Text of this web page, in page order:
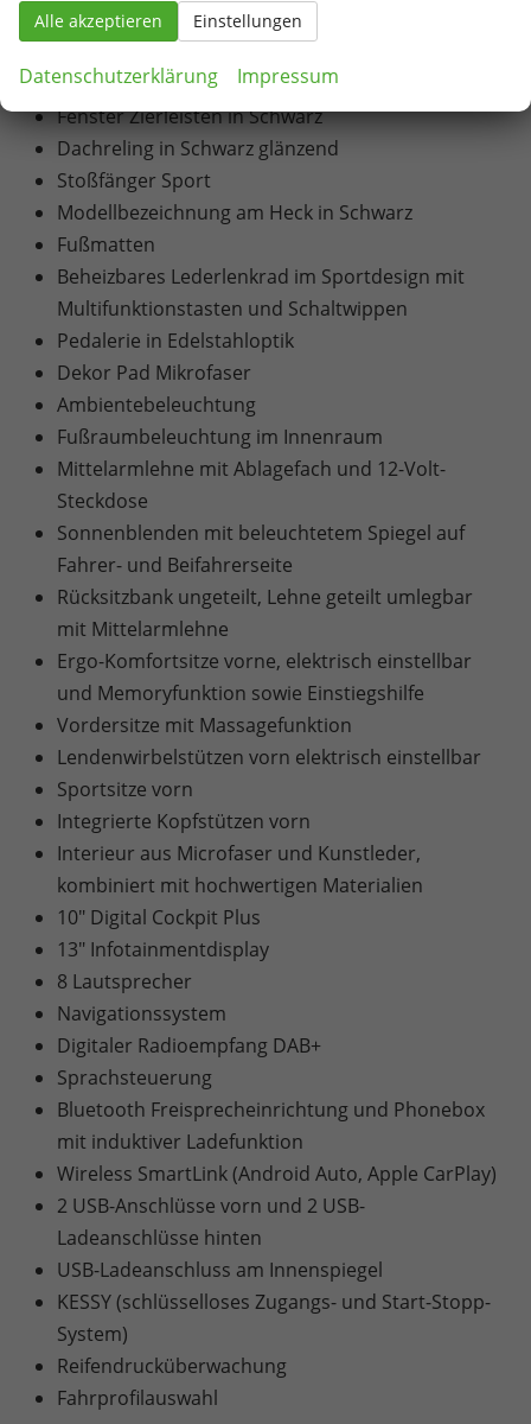
glanzgedreht (Reifen 235/40 R 19)
(DCC Plus)
Fenster Zierleisten in Schwarz
Dachreling in Schwarz glänzend
Stoßfänger Sport
Modellbezeichnung am Heck in Schwarz
Fußmatten
Beheizbares Lederlenkrad im Sportdesign mit
Multifunktionstasten und Schaltwippen
Pedalerie in Edelstahloptik
Dekor Pad Mikrofaser
Ambientebeleuchtung
Fußraumbeleuchtung im Innenraum
Mittelarmlehne mit Ablagefach und 12-Volt-
Steckdose
Sonnenblenden mit beleuchtetem Spiegel auf
Fahrer- und Beifahrerseite
Rücksitzbank ungeteilt, Lehne geteilt umlegbar
mit Mittelarmlehne
Ergo-Komfortsitze vorne, elektrisch einstellbar
und Memoryfunktion sowie Einstiegshilfe
Vordersitze mit Massagefunktion
Lendenwirbelstützen vorn elektrisch einstellbar
Sportsitze vorn
Integrierte Kopfstützen vorn
Interieur aus Microfaser und Kunstleder,
kombiniert mit hochwertigen Materialien
10" Digital Cockpit Plus
13" Infotainmentdisplay
8 Lautsprecher
Navigationssystem
Digitaler Radioempfang DAB+
Sprachsteuerung
Bluetooth Freisprecheinrichtung und Phonebox
mit induktiver Ladefunktion
Wireless SmartLink (Android Auto, Apple CarPlay)
2 USB-Anschlüsse vorn und 2 USB-
Ladeanschlüsse hinten
USB-Ladeanschluss am Innenspiegel
KESSY (schlüsselloses Zugangs- und Start-Stopp-
System)
Reifendrucküberwachung
Fahrprofilauswahl
Alle akzeptieren Einstellungen
Datenschutzerklärung Impressum